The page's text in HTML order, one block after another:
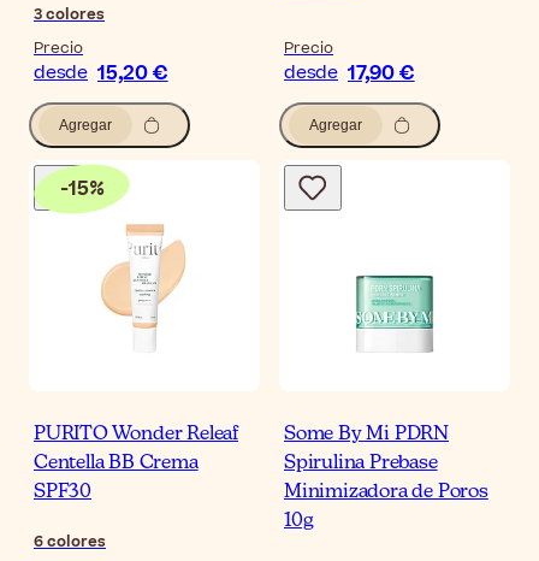
3colores
Precio
desde 15,20 €
Agregar
Precio
desde 17,90 €
Agregar
-15%
PURITO Wonder Releaf
Centella BB Crema
SPF30
6colores
Some By Mi PDRN
Spirulina Prebase
Minimizadora de Poros
10g